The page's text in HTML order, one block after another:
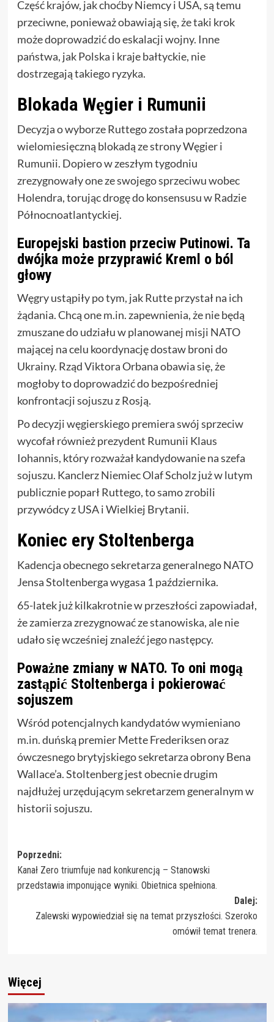
Część krajów, jak choćby Niemcy i USA, są temu
przeciwne, ponieważ obawiają się, że taki krok
może doprowadzić do eskalacji wojny. Inne
państwa, jak Polska i kraje bałtyckie, nie
dostrzegają takiego ryzyka.
Blokada Węgier i Rumunii
Decyzja o wyborze Ruttego została poprzedzona
wielomiesięczną blokadą ze strony Węgier i
Rumunii. Dopiero w zeszłym tygodniu
zrezygnowały one ze swojego sprzeciwu wobec
Holendra, torując drogę do konsensusu w Radzie
Północnoatlantyckiej.
Europejski bastion przeciw Putinowi. Ta
dwójka może przyprawić Kreml o ból
głowy
Węgry ustąpiły po tym, jak Rutte przystał na ich
żądania. Chcą one m.in. zapewnienia, że nie będą
zmuszane do udziału w planowanej misji NATO
mającej na celu koordynację dostaw broni do
Ukrainy. Rząd Viktora Orbana obawia się, że
mogłoby to doprowadzić do bezpośredniej
konfrontacji sojuszu z Rosją.
Po decyzji węgierskiego premiera swój sprzeciw
wycofał również prezydent Rumunii Klaus
Iohannis, który rozważał kandydowanie na szefa
sojuszu. Kanclerz Niemiec Olaf Scholz już w lutym
publicznie poparł Ruttego, to samo zrobili
przywódcy z USA i Wielkiej Brytanii.
Koniec ery Stoltenberga
Kadencja obecnego sekretarza generalnego NATO
Jensa Stoltenberga wygasa 1 października.
65-latek już kilkakrotnie w przeszłości zapowiadał,
że zamierza zrezygnować ze stanowiska, ale nie
udało się wcześniej znaleźć jego następcy.
Poważne zmiany w NATO. To oni mogą
zastąpić Stoltenberga i pokierować
sojuszem
Wśród potencjalnych kandydatów wymieniano
m.in. duńską premier Mette Frederiksen oraz
ówczesnego brytyjskiego sekretarza obrony Bena
Wallace’a. Stoltenberg jest obecnie drugim
najdłużej urzędującym sekretarzem generalnym w
historii sojuszu.
Zobacz
wpisy
Poprzedni:
Kanał Zero triumfuje nad konkurencją – Stanowski
przedstawia imponujące wyniki. Obietnica spełniona.
Dalej:
Zalewski wypowiedział się na temat przyszłości. Szeroko
omówił temat trenera.
Więcej